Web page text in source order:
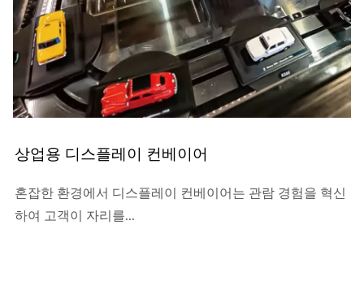
상업용 디스플레이 컨베이어
혼잡한 환경에서 디스플레이 컨베이어는 관람 경험을 혁신
하여 고객이 자리를...